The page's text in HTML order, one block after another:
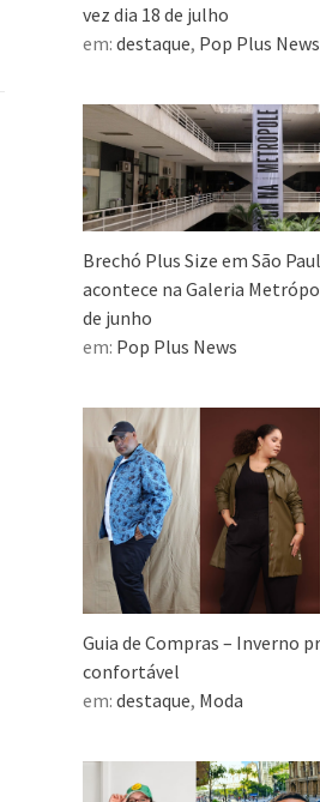
vez dia 18 de julho
em: destaque, Pop Plus News
Brechó Plus Size em São
acontece na Galeria
de junho
em: Pop Plus News
Guia de Compras – Inverno
confortável
em: destaque, Moda